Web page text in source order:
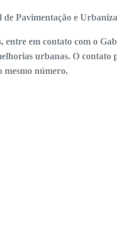
Pavimentação e
entre em contato com o
urbanas. O
mesmo número.